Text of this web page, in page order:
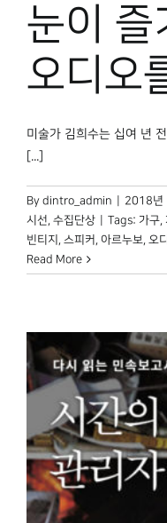
눈이 즐
오디오
미술가 김희수는 십여 년
[...]
By dintro_admin 2018년
시선, 수집단상 Tags: 가구,
빈티지 , 스피커 , 아르누보, 오
Read More